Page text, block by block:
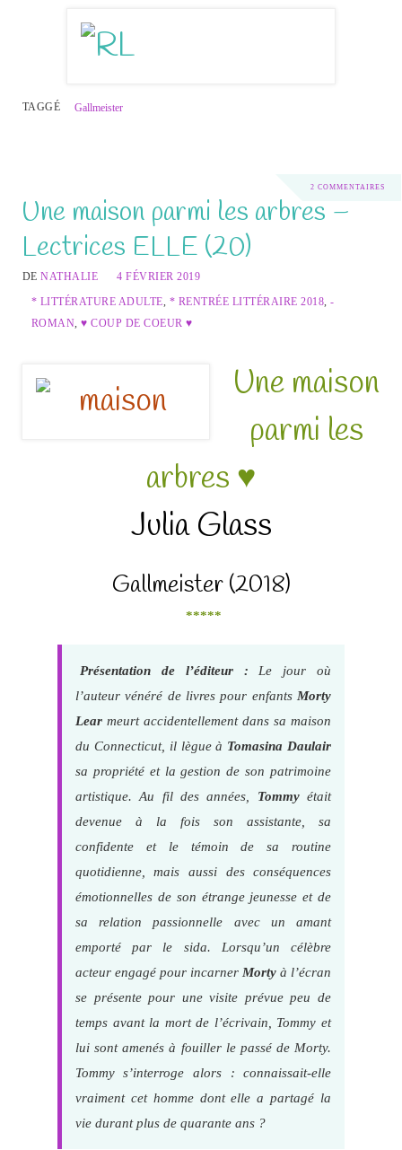
TAGGÉ Gallmeister
2 COMMENTAIRES
Une maison parmi les arbres –
Lectrices ELLE (20)
DENATHALIE
4 FÉVRIER 2019
* LITTÉRATURE ADULTE * RENTRÉE LITTÉRAIRE 2018 ,-
ROMAN ,♥ COUP DE COEUR ♥
Une maison
parmi les
arbres ♥
Julia Glass
Gallmeister (2018)
*****
Présentation de l’éditeur : Le jour où
l’auteur vénéré de livres pour enfants Morty
Learmeurt accidentellement dans sa maison
du Connecticut, il lègue à Tomasina Daulair
sa propriété et la gestion de son patrimoine
artistique. Au fil des années, Tommyétait
devenue à la fois son assistante, sa
confidente et le témoin de sa routine
quotidienne, mais aussi des conséquences
émotionnelles de son étrange jeunesse et de
sa relation passionnelle avec un amant
emporté par le sida. Lorsqu’un célèbre
acteur engagé pour incarner Morty à l’écran
se présente pour une visite prévue peu de
temps avant la mort de l’écrivain, Tommy et
lui sont amenés à fouiller le passé de Morty.
Tommy s’interroge alors : connaissait-elle
vraiment cet homme dont elle a partagé la
vie durant plus de quarante ans ?